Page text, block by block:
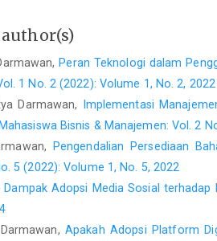
https://dspace.uii.ac.id/
Kinyua, (2013) 'The Social
Science, 3(10), pp. 213-227.
Komara, A. (2005) 'Analisis
Akuntansi VIII, pp. 836-848.
marketing: an exploratory
Peran Teknologi dalam
1 No. 2 (2022): Volume 1, No. 2, 2022
Darmawan,
Implementasi
Bisnis & Manajemen: Vol. 2
Pengendalian Persediaan
5 (2022): Volume 1, No. 5, 2022
Dampak Adopsi Media Sosial terhadap
Apakah Adopsi Platform